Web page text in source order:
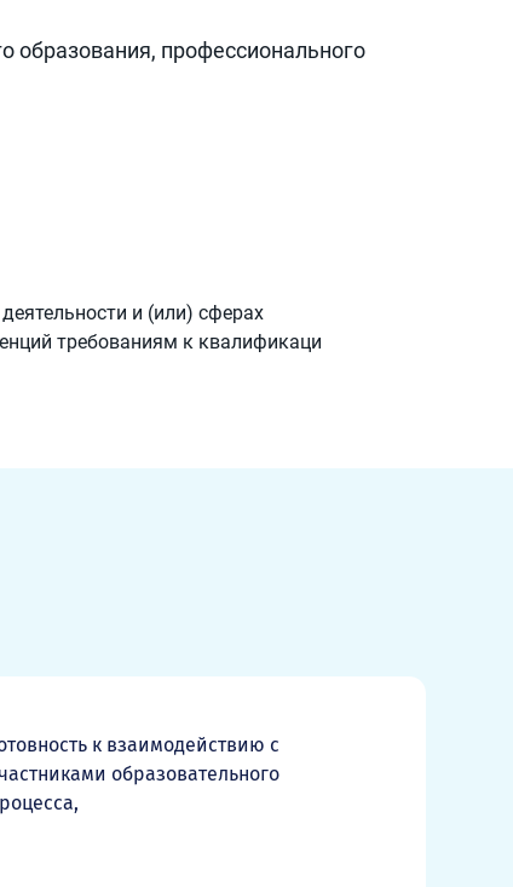
образования, профессионального
и (или) сферах
требованиям к квалификаци
к взаимодействию с
образовательного